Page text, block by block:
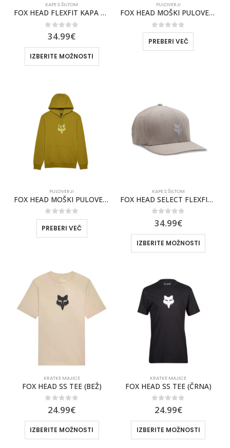
KAPE S ŠILTOM
FOX HEAD FLEXFIT KAPA S ŠILTOM [VIN WHT]
0out of 5
34.99€
IZBERITE MOŽNOSTI
PULOVERJI
FOX HEAD MOŠKI PULOVER S KAPUCO [BLK/BLK]
0out of 5
PREBERI VEČ
PULOVERJI
FOX HEAD MOŠKI PULOVER S KAPUCO [MUST]
0out of 5
PREBERI VEČ
KAPE S ŠILTOM
FOX HEAD SELECT FLEXFIT KAPA S ŠILTOM [STL GRY]
0out of 5
34.99€
IZBERITE MOŽNOSTI
KRATKE MAJICE
FOX HEAD SS TEE (BEŽ)
0out of 5
24.99€
IZBERITE MOŽNOSTI
KRATKE MAJICE
FOX HEAD SS TEE (ČRNA)
0out of 5
24.99€
IZBERITE MOŽNOSTI